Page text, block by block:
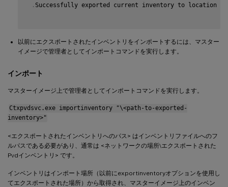
. Successfully exported current inventory to location \
以前にエクスポートされたインベントリをインポートするには、マスター
イメージで管理者としてインポートコマンドを実行します。
インポート
マスターイメージ上で管理者としてインポートコマンドを実行します。
Ctxpvdsvc.exe importinventory "\<path-to-exported-
inventory>"
<エクスポートされたインベントリへのパス> はインベントリファイルへのフ
ルパスである必要があり、通常は <ネットワークの場所\エクスポートされた
Pvdインベントリ> です。
インベントリはインポート場所（以前にexportinventoryオプションを使用し
てエクスポートされた場所）から取得され、マスターイメージ上のインベン